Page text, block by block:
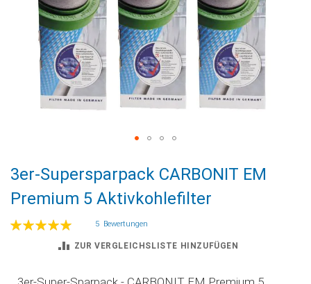
Anfang
der
Bildgalerie
springen
3er-Supersparpack CARBONIT EM
Premium 5 Aktivkohlefilter
Bewertung:
5 Bewertungen
ZUR VERGLEICHSLISTE HINZUFÜGEN